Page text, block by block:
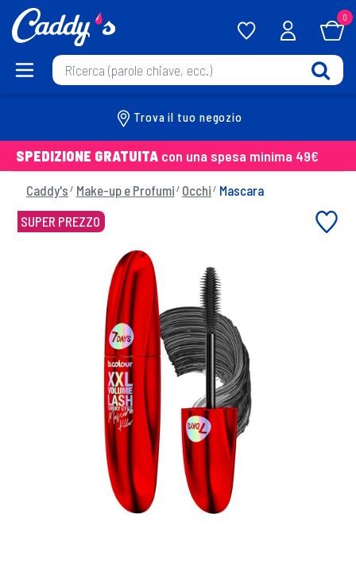
0
Trova il tuo negozio
SPEDIZIONE GRATUITA con una spesa minima 49€
Caddy's Make-up e Profumi Occhi Mascara
SUPER PREZZO